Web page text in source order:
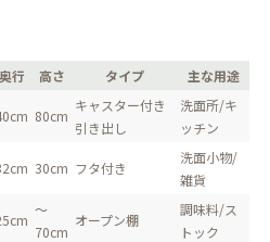
奥行 高さ タイプ
主な用途
80cm
キャスター付き
引き出し
洗面所/キ
ッチン
30cm フタ付き
洗面小物/
雑貨
～
70cm
オープン棚
調味料/ス
トック